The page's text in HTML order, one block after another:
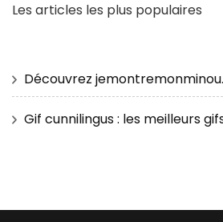
Les articles les plus populaires
Découvrez
Gif cunnilingus : les meilleurs